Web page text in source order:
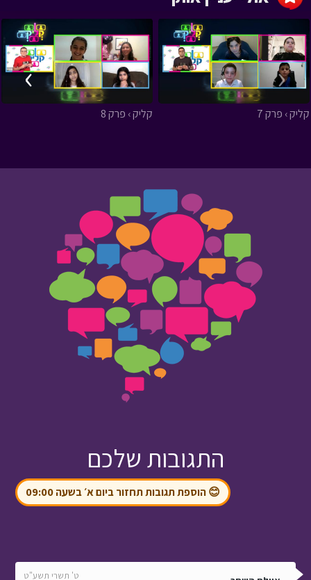
קליק › פרק 7 קליק › פרק 8
‹
›
התגובות שלכם
😊 הוספת תגובות תחזור ביום א׳ בשעה 09:00
ט' תשרי תשע"ט